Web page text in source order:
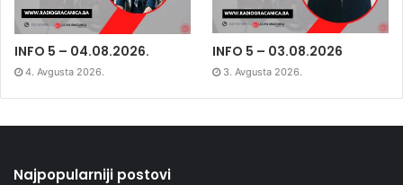
INFO 5 – 04.08.2026.
4. Avgusta 2026.
INFO 5 – 03.08.2026
3. Avgusta 2026.
Najpopularniji postovi